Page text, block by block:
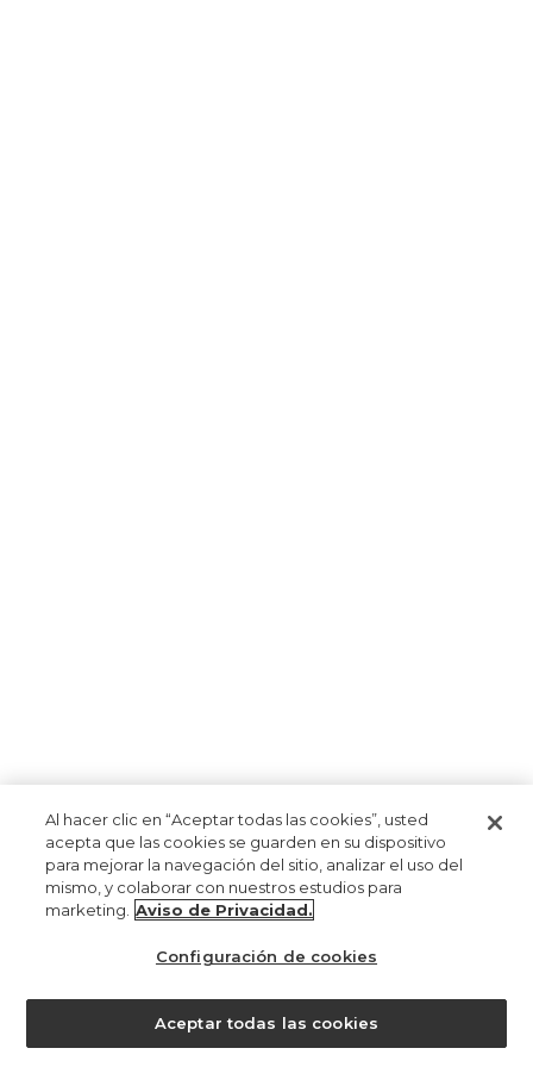
Al hacer clic en “Aceptar todas las cookies”, usted
acepta que las cookies se guarden en su dispositivo
para mejorar la navegación del sitio, analizar el uso del
mismo, y colaborar con nuestros estudios para
marketing. Aviso de Privacidad.
Configuración de cookies
Aceptar todas las cookies